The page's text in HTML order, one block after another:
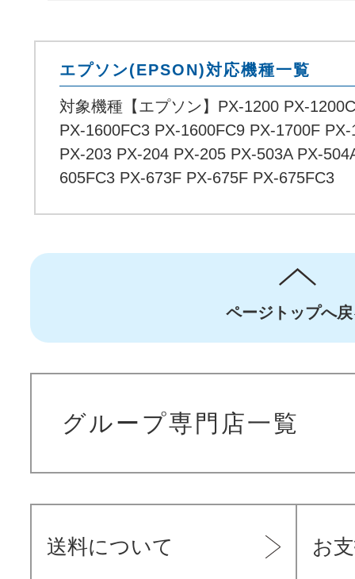
エプソン(EPSON)対応機種一覧
対象機種【エプソン】PX-1200 PX-
PX-1600FC3 PX-1600FC9 PX-1700F
PX-203 PX-204 PX-205 PX-503A PX-
605FC3 PX-673F PX-675F PX-675FC3
ページトップへ
グループ専門店一覧
送料について お